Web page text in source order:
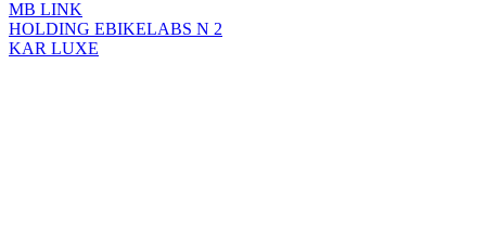
MB LINK
HOLDING EBIKELABS N 2
KAR LUXE